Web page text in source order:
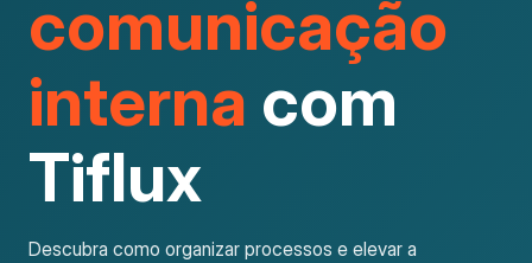
comunicação
interna com
Tiflux
Descubra como organizar processos e elevar a